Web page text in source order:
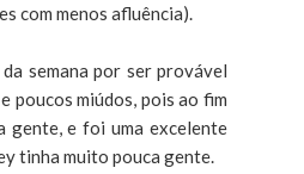
com menos afluência).
semana por ser provável
poucos miúdos, pois ao fim
gente, e foi uma excelente
tinha muito pouca gente.